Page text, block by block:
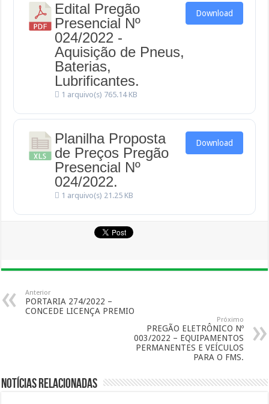
Edital Pregão
Presencial Nº
024/2022 -
Aquisição de Pneus,
Baterias,
Lubrificantes.
1 arquivo(s) 765.14 KB
Download
Planilha Proposta
de Preços Pregão
Presencial Nº
024/2022.
1 arquivo(s) 21.25 KB
Download
Anterior
PORTARIA 274/2022 –
CONCEDE LICENÇA PREMIO
Próximo
PREGÃO ELETRÔNICO Nº
003/2022 – EQUIPAMENTOS
PERMANENTES E VEÍCULOS
PARA O FMS.
Notícias Relacionadas